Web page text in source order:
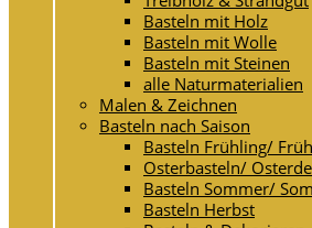
Basteln mit Holz
Basteln mit Wolle
Basteln mit Steinen
alle Naturmaterialien
Malen & Zeichnen
Basteln nach Saison
Basteln Frühling/
Osterbasteln/
Basteln Sommer/
Basteln Herbst